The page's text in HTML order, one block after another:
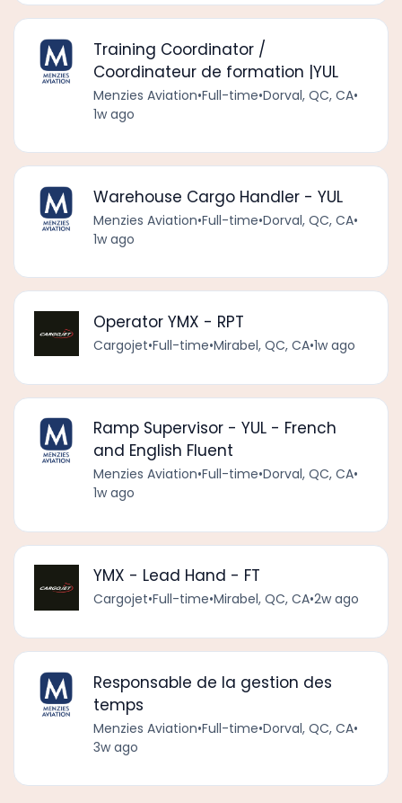
Training Coordinator /
Coordinateur de formation |YUL
Menzies Aviation•Full-time•Dorval, QC, CA•
1w ago
Warehouse Cargo Handler - YUL
Menzies Aviation•Full-time•Dorval, QC, CA•
1w ago
Operator YMX - RPT
Cargojet•Full-time•Mirabel, QC, CA•1w ago
Ramp Supervisor - YUL - French
and English Fluent
Menzies Aviation•Full-time•Dorval, QC, CA•
1w ago
YMX - Lead Hand - FT
Cargojet•Full-time•Mirabel, QC, CA•2w ago
Responsable de la gestion des
temps
Menzies Aviation•Full-time•Dorval, QC, CA•
3w ago